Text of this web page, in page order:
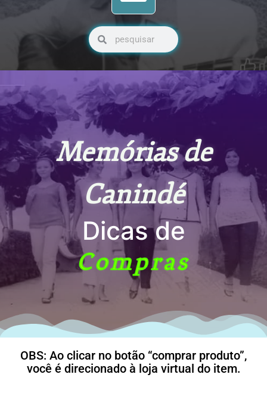
Pesquisar
Memórias de
Canindé
Dicas de
Compras
OBS: Ao clicar no botão “comprar produto”,
você é direcionado à loja virtual do item.